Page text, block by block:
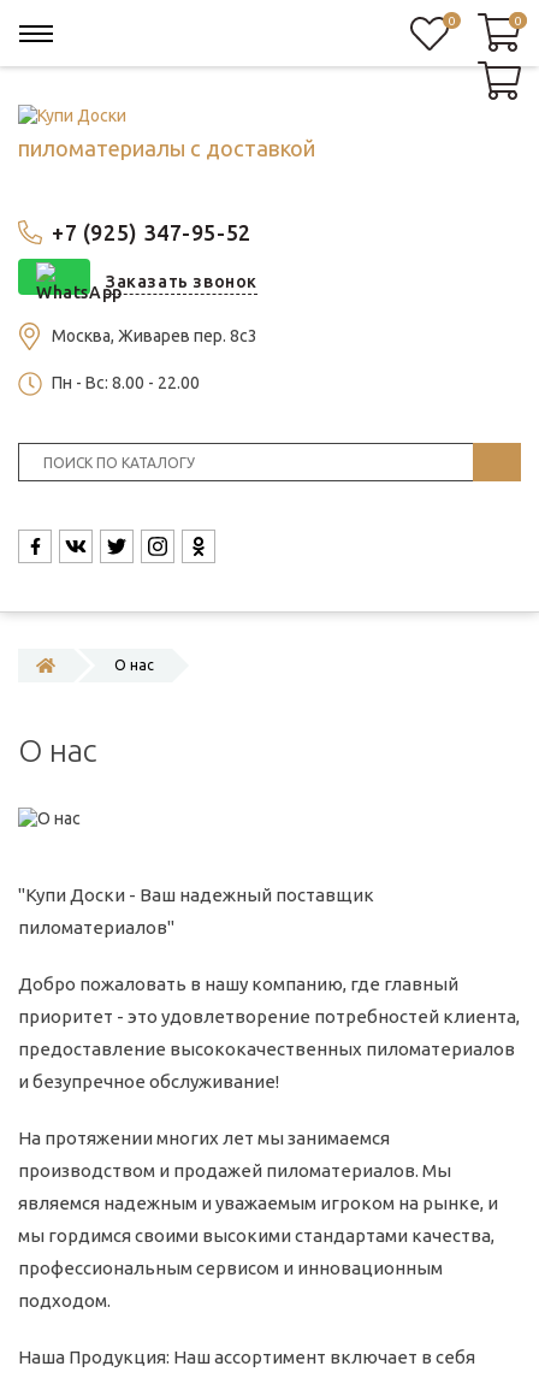
пиломатериалы с доставкой
+7 (925) 347-95-52
Заказать звонок
Москва, Живарев пер. 8с3
Пн - Вс: 8.00 - 22.00
0 0
0
О нас
О нас
"Купи Доски - Ваш надежный поставщик
пиломатериалов"
Добро пожаловать в нашу компанию, где главный
приоритет - это удовлетворение потребностей клиента,
предоставление высококачественных пиломатериалов
и безупречное обслуживание!
На протяжении многих лет мы занимаемся
производством и продажей пиломатериалов. Мы
являемся надежным и уважаемым игроком на рынке, и
мы гордимся своими высокими стандартами качества,
профессиональным сервисом и инновационным
подходом.
Наша Продукция: Наш ассортимент включает в себя